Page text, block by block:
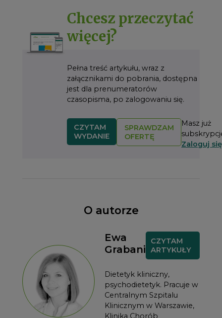
Chcesz przeczytać
więcej?
Pełna treść artykułu, wraz z
załącznikami do pobrania, dostępna
jest dla prenumeratorów
czasopisma, po zalogowaniu się.
CZYTAM
WYDANIE
SPRAWDZAM
OFERTĘ
Masz już
Zaloguj
O autorze
Ewa
Grabani
CZYTAM
ARTYKUŁY
Dietetyk kliniczny,
psychodietetyk. Pracuje w
Centralnym Szpitalu
Klinicznym w Warszawie,
Klinika Chorób